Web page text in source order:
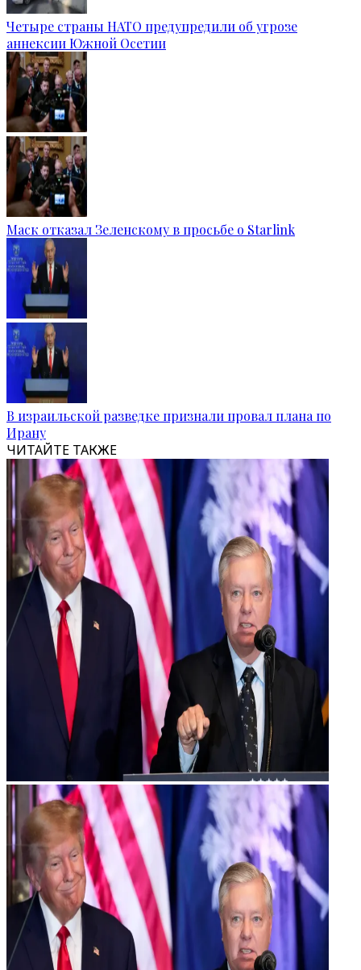
Четыре страны НАТО предупредили об угрозе
аннексии Южной Осетии
Маск отказал Зеленскому в просьбе о Starlink
В израильской разведке признали провал плана по
Ирану
ЧИТАЙТЕ ТАКЖЕ